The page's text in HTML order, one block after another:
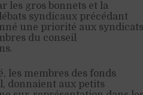
les gros bonnets et la
syndicaux précédant
une priorité aux syndicats
du conseil
les membres des fonds
donnaient aux petits